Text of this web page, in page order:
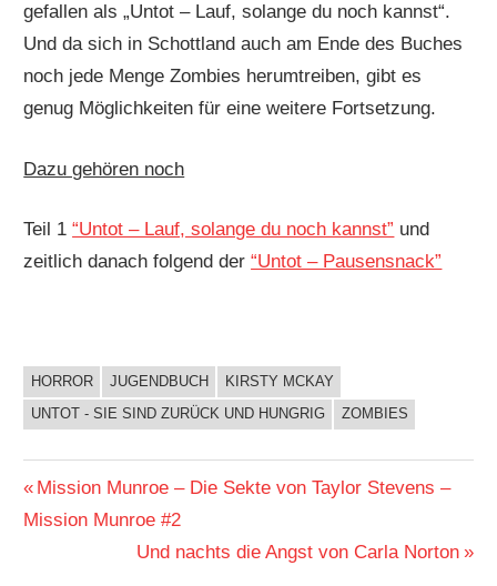
gefallen als „Untot – Lauf, solange du noch kannst“.
Und da sich in Schottland auch am Ende des Buches
noch jede Menge Zombies herumtreiben, gibt es
genug Möglichkeiten für eine weitere Fortsetzung.
Dazu gehören noch
Teil 1“Untot – Lauf, solange du noch kannst” und
zeitlich danach folgend der“Untot – Pausensnack”
BUCHIGES
HORROR JUGENDBUCH
KIRSTY MCKAY
UNTOT - SIE SIND ZURÜCK UND HUNGRIG
ZOMBIES
Beitragsnavigation
Vorheriger
Beitrag:
Mission Munroe – Die Sekte von Taylor Stevens –
Mission Munroe #2
Nächster
Und nachts die Angst von Carla Norton